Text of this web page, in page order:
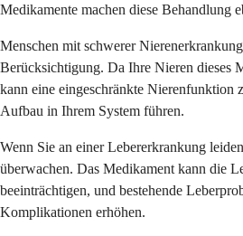
Medikamente machen diese Behandlung
Menschen mit schwerer
Berücksichtigung. Da Ihre Nieren dieses
kann eine eingeschränkte Nierenfunktion
Aufbau in Ihrem System führen.
Wenn Sie an einer Lebererkrankung
überwachen. Das Medikament kann die
beeinträchtigen, und bestehende
Komplikationen erhöhen.